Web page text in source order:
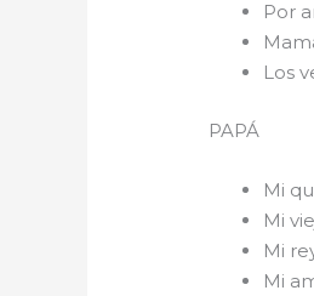
Por
Los
PAPÁ
Mi
Mi
Mi
Mi